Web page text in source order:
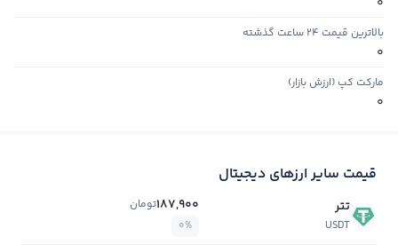
بالاترین قیمت ۲۴ ساعت گذشته
0
مارکت کپ (ارزش بازار)
0
قیمت سایر ارزهای دیجیتال
تتر
USDT
187,900تومان
0%